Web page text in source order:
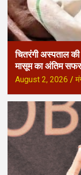
चितरंगी अस्पताल
मासूम का अंतिम
August 2, 2026